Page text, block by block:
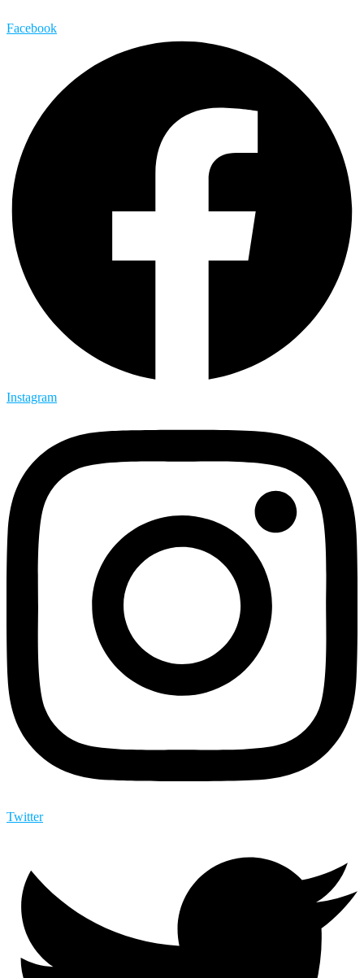
Facebook
Instagram
Twitter